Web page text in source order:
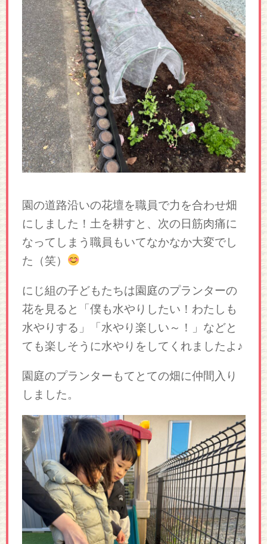
園の道路沿いの花壇を職員で力を合わせ畑
にしました！土を耕すと、次の日筋肉痛に
なってしまう職員もいてなかなか大変でし
た（笑）
にじ組の子どもたちは園庭のプランターの
花を見ると「僕も水やりしたい！わたしも
水やりする」「水やり楽しい～！」などと
ても楽しそうに水やりをしてくれましたよ♪
園庭のプランターもてとての畑に仲間入り
しました。